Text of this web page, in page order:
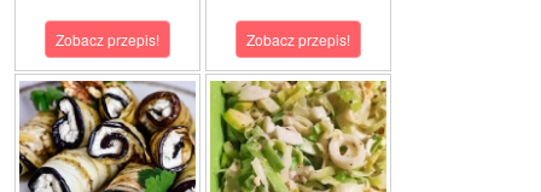
Zobacz przepis! Zobacz przepis!